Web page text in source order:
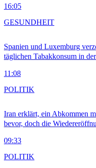
16:05
Spanien und Luxemburg
täglichen Tabakkonsum in
11:08
GESUNDHEIT
Iran erklärt, ein Abkommen
bevor, doch die
09:33
POLITIK
POLITIK